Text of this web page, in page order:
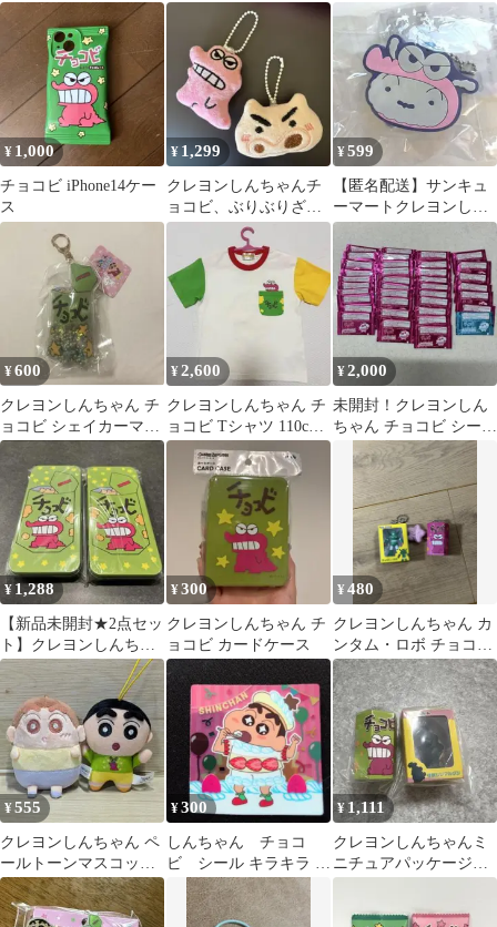
ビ＆しんちゃんおしり
12枚
¥ 1,000
チョコビ iPhone14ケー
ス
¥ 1,299
クレヨンしんちゃんチ
ョコビ、ぶりぶりざえ
もんマスコット 2個セ
¥599
【匿名配送】サンキュ
ーマートクレヨンしん
ちゃん チョコビシリ
ーズ メジャー シロ
¥600
クレヨンしんちゃん チ
ョコビ シェイカーマス
コット キーホルダー
¥2,600
クレヨンしんちゃん チ
ョコビ Tシャツ 110cm
新品未使用
¥2,000
未開封！クレヨンしん
ちゃん チョコビ シール
まとめ売り 37枚
¥1,288
【新品未開封★2点セッ
ト】クレヨンしんちゃ
ん チョコビ カンペンケ
ース
¥300
クレヨンしんちゃん チ
ョコビ カードケース
¥480
クレヨンしんちゃん カ
ンタム・ロボ チョコビ
キーホルダー 2点セッ
ト
¥555
クレヨンしんちゃん ペ
ールトーンマスコット
ゴムひも付きぬいぐる
み チョコビだゾ
¥300
しんちゃん チョコ
ビ シール キラキラ レ
¥ 1,111
クレヨンしんちゃんミ
ニチュアパッケージコ